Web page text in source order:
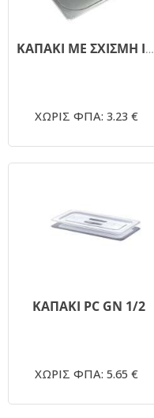
ΚΑΠΑΚΙ ΜΕ ΣΧΙΣΜΗ INOX GASTRONORM GN 1/2
ΧΩΡΙΣ ΦΠΑ: 3.23 €
ΚΑΠΑΚΙ PC GN 1/2
ΧΩΡΙΣ ΦΠΑ: 5.65 €